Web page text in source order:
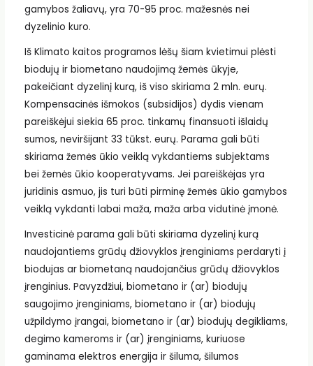
gamybos žaliavų, yra 70-95 proc. mažesnės nei
dyzelinio kuro.
Iš Klimato kaitos programos lėšų šiam kvietimui plėsti
biodujų ir biometano naudojimą žemės ūkyje,
pakeičiant dyzelinį kurą, iš viso skiriama 2 mln. eurų.
Kompensacinės išmokos (subsidijos) dydis vienam
pareiškėjui siekia 65 proc. tinkamų finansuoti išlaidų
sumos, neviršijant 33 tūkst. eurų. Parama gali būti
skiriama žemės ūkio veiklą vykdantiems subjektams
bei žemės ūkio kooperatyvams. Jei pareiškėjas yra
juridinis asmuo, jis turi būti pirminę žemės ūkio gamybos
veiklą vykdanti labai maža, maža arba vidutinė įmonė.
Investicinė parama gali būti skiriama dyzelinį kurą
naudojantiems grūdų džiovyklos įrenginiams perdaryti į
biodujas ar biometaną naudojančius grūdų džiovyklos
įrenginius. Pavyzdžiui, biometano ir (ar) biodujų
saugojimo įrenginiams, biometano ir (ar) biodujų
užpildymo įrangai, biometano ir (ar) biodujų degikliams,
degimo kameroms ir (ar) įrenginiams, kuriuose
gaminama elektros energija ir šiluma, šilumos